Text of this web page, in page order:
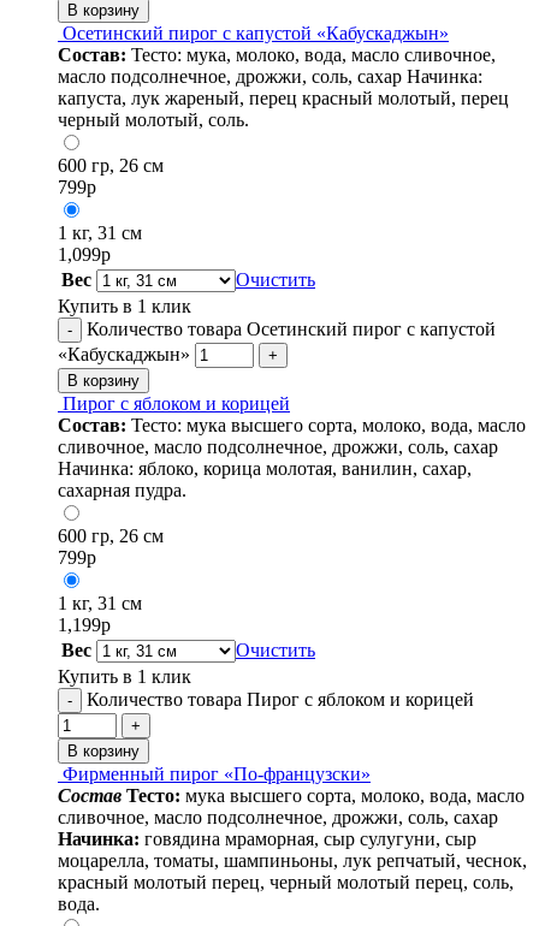
В корзину
Осетинский пирог с капустой «Кабускаджын»
Состав: Тесто: мука, молоко, вода, масло сливочное,
масло подсолнечное, дрожжи, соль, сахар Начинка:
капуста, лук жареный, перец красный молотый, перец
черный молотый, соль.
600 гр, 26 см
799р
1 кг, 31 см
1,099р
Вес
Очистить
Купить в 1 клик
-
Количество товара Осетинский пирог с капустой
«Кабускаджын»
+
В корзину
Пирог с яблоком и корицей
Состав: Тесто: мука высшего сорта, молоко, вода, масло
сливочное, масло подсолнечное, дрожжи, соль, сахар
Начинка: яблоко, корица молотая, ванилин, сахар,
сахарная пудра.
600 гр, 26 см
799р
1 кг, 31 см
1,199р
Вес
Очистить
Купить в 1 клик
- Количество товара Пирог с яблоком и корицей
+
В корзину
Фирменный пирог «По-французски»
Cостав Тесто: мука высшего сорта, молоко, вода, масло
сливочное, масло подсолнечное, дрожжи, соль, сахар
Начинка: говядина мраморная, сыр сулугуни, сыр
моцарелла, томаты, шампиньоны, лук репчатый, чеснок,
красный молотый перец, черный молотый перец, соль,
вода.